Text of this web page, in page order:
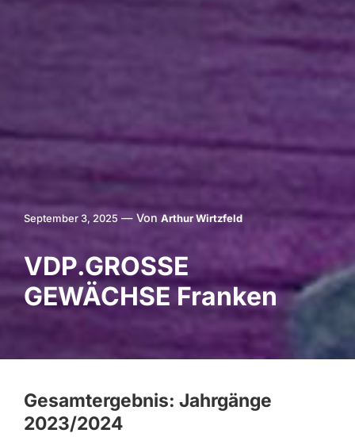
September 3, 2025 — Von Arthur Wirtzfeld
VDP.GROSSE
GEWÄCHSE Franken
Gesamtergebnis: Jahrgänge
2023/2024